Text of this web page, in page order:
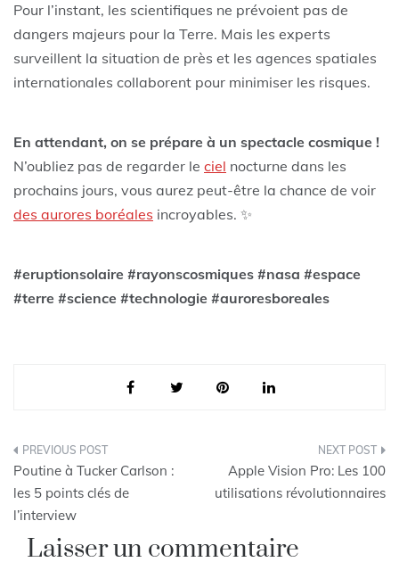
Pour l’instant, les scientifiques ne prévoient pas de
dangers majeurs pour la Terre. Mais les experts
surveillent la situation de près et les agences spatiales
internationales collaborent pour minimiser les risques. ‍
En attendant, on se prépare à un spectacle cosmique !
N’oubliez pas de regarder le ciel nocturne dans les
prochains jours, vous aurez peut-être la chance de voir
des aurores boréales incroyables. ✨
#eruptionsolaire #rayonscosmiques #nasa #espace
#terre #science #technologie #auroresboreales
Navigation
de
l’article
Poutine à Tucker Carlson :
les 5 points clés de
l’interview
Apple Vision Pro: Les 100
utilisations révolutionnaires
Laisser un commentaire